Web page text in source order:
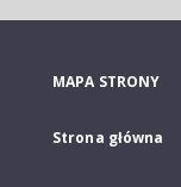
MAPA STRONY
Strona główna